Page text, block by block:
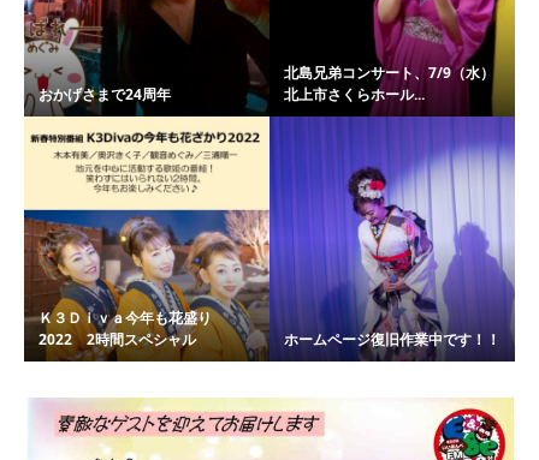
おかげさまで24周年
北島兄弟コンサート、7/9（水）
北上市さくらホール...
Ｋ３Ｄｉｖａ今年も花盛り
2022 2時間スペシャル
ホームページ復旧作業中です！！